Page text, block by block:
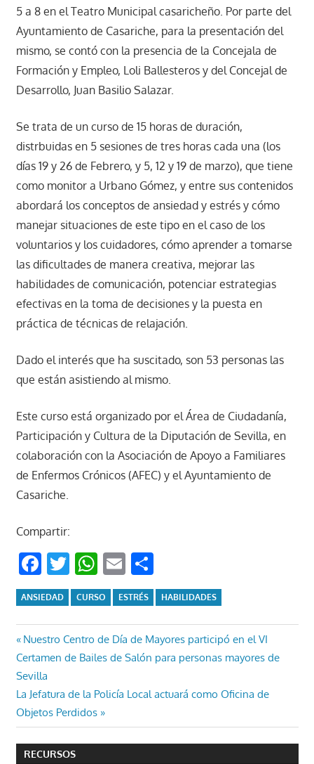
5 a 8 en el Teatro Municipal casaricheño. Por parte del
Ayuntamiento de Casariche, para la presentación del
mismo, se contó con la presencia de la Concejala de
Formación y Empleo, Loli Ballesteros y del Concejal de
Desarrollo, Juan Basilio Salazar.
Se trata de un curso de 15 horas de duración,
distrbuidas en 5 sesiones de tres horas cada una (los
días 19 y 26 de Febrero, y 5, 12 y 19 de marzo), que tiene
como monitor a Urbano Gómez, y entre sus contenidos
abordará los conceptos de ansiedad y estrés y cómo
manejar situaciones de este tipo en el caso de los
voluntarios y los cuidadores, cómo aprender a tomarse
las dificultades de manera creativa, mejorar las
habilidades de comunicación, potenciar estrategias
efectivas en la toma de decisiones y la puesta en
práctica de técnicas de relajación.
Dado el interés que ha suscitado, son 53 personas las
que están asistiendo al mismo.
Este curso está organizado por el Área de Ciudadanía,
Participación y Cultura de la Diputación de Sevilla, en
colaboración con la Asociación de Apoyo a Familiares
de Enfermos Crónicos (AFEC) y el Ayuntamiento de
Casariche.
Compartir:
Facebook
Twitter
WhatsApp
EmailCompartir
ANSIEDAD CURSO ESTRÉS HABILIDADES
Navegación
de
entradas
Entrada
anterior:
Nuestro Centro de Día de Mayores participó en el VI
Certamen de Bailes de Salón para personas mayores de
Sevilla
Entrada
siguiente:
La Jefatura de la Policía Local actuará como Oficina de
Objetos Perdidos
RECURSOS